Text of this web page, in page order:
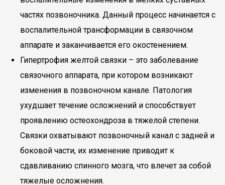
частях позвоночника. Данный процесс начинается с
воспалительной трансформации в связочном
аппарате и заканчивается его окостенением.
Гипертрофия желтой связки – это заболевание
связочного аппарата, при котором возникают
изменения в позвоночном канале. Патология
ухудшает течение осложнений и способствует
проявлению остеохондроза в тяжелой степени.
Связки охватывают позвоночный канал с задней и
боковой части, их изменение приводит к
сдавливанию спинного мозга, что влечет за собой
тяжелые осложнения.